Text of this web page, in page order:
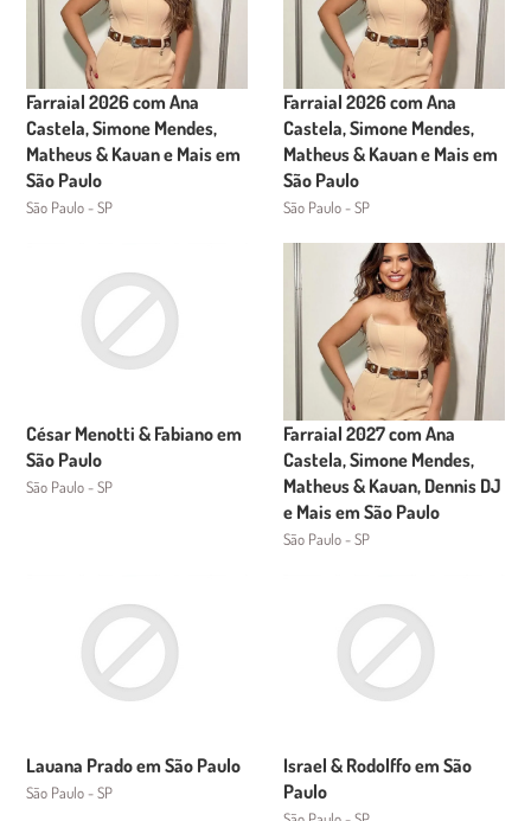
Farraial 2026 com Ana
Castela, Simone Mendes,
Matheus & Kauan e Mais em
São Paulo
São Paulo - SP
Farraial 2026 com Ana
Castela, Simone Mendes,
Matheus & Kauan e Mais em
São Paulo
São Paulo - SP
César Menotti & Fabiano em
São Paulo
São Paulo - SP
Farraial 2027 com Ana
Castela, Simone Mendes,
Matheus & Kauan, Dennis DJ
e Mais em São Paulo
São Paulo - SP
Lauana Prado em São Paulo
São Paulo - SP
Israel & Rodolffo em São
Paulo